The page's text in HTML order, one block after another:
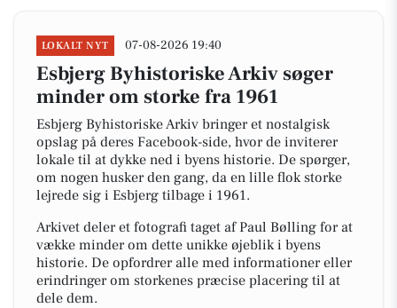
LOKALT NYT 07-08-2026 19:40
Esbjerg Byhistoriske Arkiv søger
minder om storke fra 1961
Esbjerg Byhistoriske Arkiv bringer et nostalgisk
opslag på deres Facebook-side, hvor de inviterer
lokale til at dykke ned i byens historie. De spørger,
om nogen husker den gang, da en lille flok storke
lejrede sig i Esbjerg tilbage i 1961.
Arkivet deler et fotografi taget af Paul Bølling for at
vække minder om dette unikke øjeblik i byens
historie. De opfordrer alle med informationer eller
erindringer om storkenes præcise placering til at
dele dem.